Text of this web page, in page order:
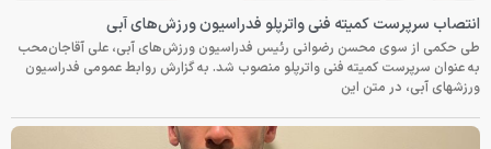
انتصاب سرپرست کمیته فنی واترپلو فدراسیون ورزش‌های آبی
طی حکمی از سوی محسن رضوانی رئیس فدراسیون ورزش‌های آبی، علی آقاجان‌محب
به عنوان سرپرست کمیته فنی واترپلو منصوب شد. به گزارش روابط عمومی فدراسیون
ورزشهای آبی، در متن این